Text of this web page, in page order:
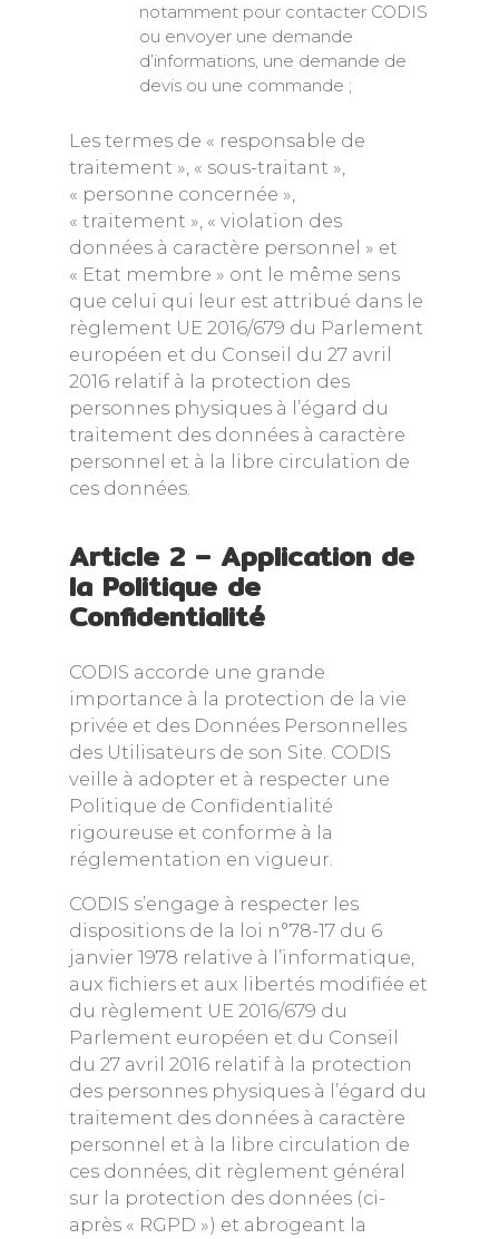
notamment pour contacter CODIS
ou envoyer une demande
d’informations, une demande de
devis ou une commande ;
Les termes de « responsable de
traitement », « sous-traitant »,
« personne concernée »,
« traitement », « violation des
données à caractère personnel » et
« Etat membre » ont le même sens
que celui qui leur est attribué dans le
règlement UE 2016/679 du Parlement
européen et du Conseil du 27 avril
2016 relatif à la protection des
personnes physiques à l’égard du
traitement des données à caractère
personnel et à la libre circulation de
ces données.
Article 2 – Application de
la Politique de
Confidentialité
CODIS accorde une grande
importance à la protection de la vie
privée et des Données Personnelles
des Utilisateurs de son Site. CODIS
veille à adopter et à respecter une
Politique de Confidentialité
rigoureuse et conforme à la
réglementation en vigueur.
CODIS s’engage à respecter les
dispositions de la loi n°78-17 du 6
janvier 1978 relative à l’informatique,
aux fichiers et aux libertés modifiée et
du règlement UE 2016/679 du
Parlement européen et du Conseil
du 27 avril 2016 relatif à la protection
des personnes physiques à l’égard du
traitement des données à caractère
personnel et à la libre circulation de
ces données, dit règlement général
sur la protection des données (ci-
après « RGPD ») et abrogeant la